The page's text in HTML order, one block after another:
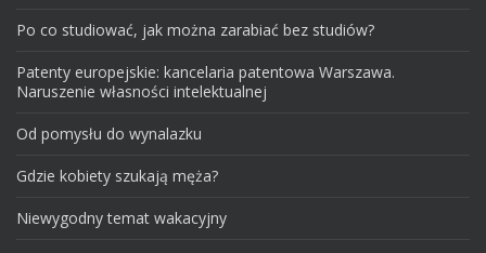
Po co studiować, jak można zarabiać bez studiów?
Patenty europejskie: kancelaria patentowa Warszawa.
Naruszenie własności intelektualnej
Od pomysłu do wynalazku
Gdzie kobiety szukają męża?
Niewygodny temat wakacyjny